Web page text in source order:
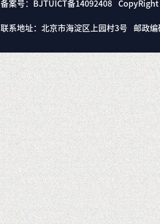
备案号：BJTUICT备14092408
联系地址：北京市海淀区上园村3号 邮政